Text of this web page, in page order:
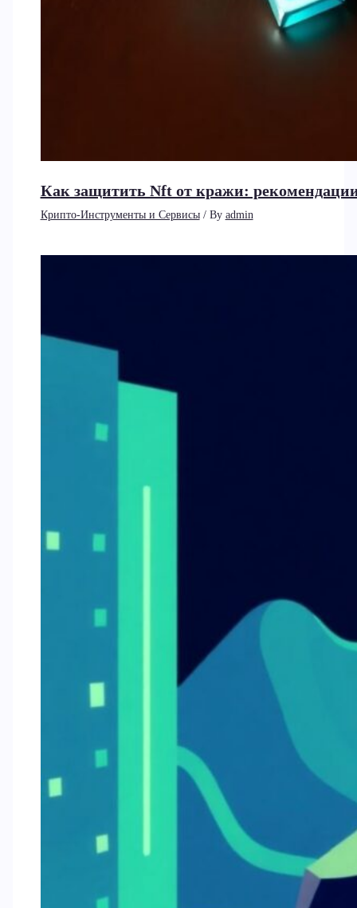
Как защитить Nft от кражи:
Крипто-Инструменты и Сервисы/ By admin